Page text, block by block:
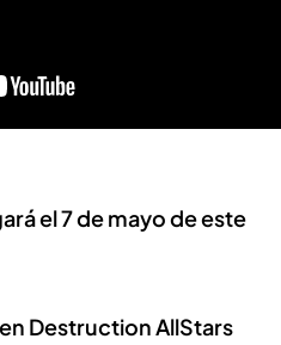
el 7 de mayo de este
en Destruction AllStars